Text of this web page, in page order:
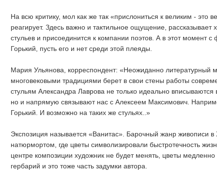
На всю критику, мол как же так «прислониться к великим - это
реагирует. Здесь важно и тактильное ощущение,
стульев и присоединится к компании поэтов. А в этот момент
Горький, пусть его и нет среди этой плеяды.
Мария Ульянова, корреспондент: «Неожиданно литературный
многовековыми традициями берет в свои стены работы
стульям Александра Лаврова не только идеально
но и напрямую связывают нас с Алексеем Максимович.
Горький. И возможно на таких же стульях..»
Экспозиция называется «Ванитас». Барочный жанр живописи в
натюрмортом, где цветы символизировали быстротечность
центре композиции художник не будет менять, цветы
гербарий и это тоже часть задумки автора.